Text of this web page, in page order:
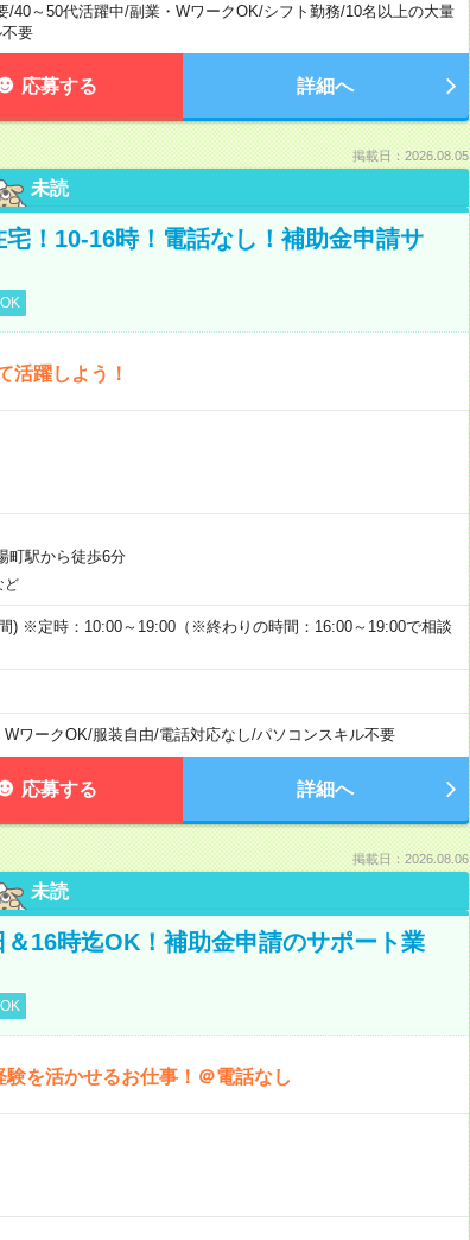
/40～50代活躍中/副業・WワークOK/シフト勤務/10名以上の大量
要
応募する 詳細へ
掲載日：2026.08.05
未読
！10-16時！電話なし！補助金申請サ
活躍しよう！
町駅から徒歩6分
ど
) ※定時：10:00～19:00（※終わりの時間：16:00～19:00で相談
WワークOK/服装自由/電話対応なし/パソコンスキル不要
応募する 詳細へ
掲載日：2026.08.06
未読
16時迄OK！補助金申請のサポート業
を活かせるお仕事！＠電話なし